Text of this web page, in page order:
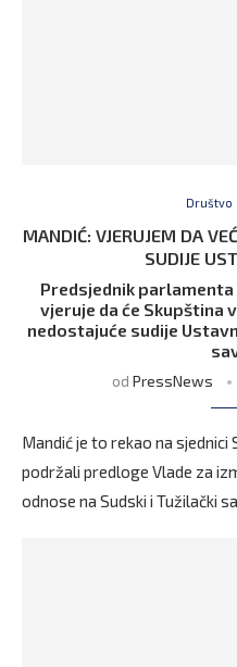
Društvo
MANDIĆ: VJERUJEM DA
SUDIJE
Predsjednik parlamenta
vjeruje da će Skupština
nedostajuće sudije
od PressNews
Mandić je to rekao na sjednici
podržali predloge Vlade za
odnose na Sudski i Tužilački